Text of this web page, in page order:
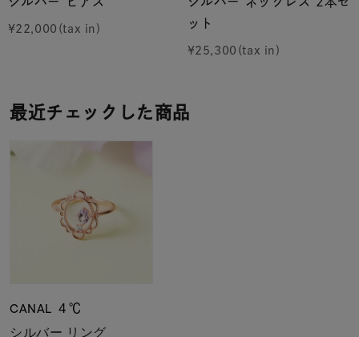
¥22,000
ット
¥25,300
最近チェックした商品
CANAL ４℃
シルバー リング